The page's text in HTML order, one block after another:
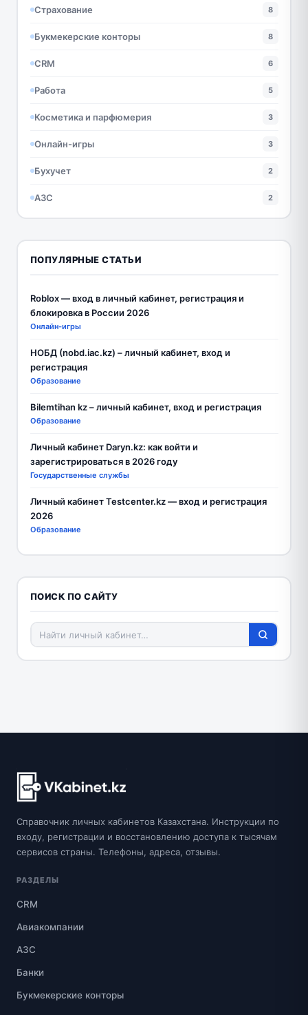
Страхование 8
Букмекерские конторы 8
CRM 6
Работа 5
Косметика и парфюмерия 3
Онлайн-игры 3
Бухучет 2
АЗС 2
ПОПУЛЯРНЫЕ СТАТЬИ
Roblox — вход в личный кабинет, регистрация и
блокировка в России 2026
Онлайн-игры
НОБД (nobd.iac.kz) – личный кабинет, вход и
регистрация
Образование
Bilemtihan kz – личный кабинет, вход и регистрация
Образование
Личный кабинет Daryn.kz: как войти и
зарегистрироваться в 2026 году
Государственные службы
Личный кабинет Testcenter.kz — вход и регистрация
2026
Образование
ПОИСК ПО САЙТУ
Справочник личных кабинетов Казахстана. Инструкции по
входу, регистрации и восстановлению доступа к тысячам
сервисов страны. Телефоны, адреса, отзывы.
РАЗДЕЛЫ
CRM
Авиакомпании
АЗС
Банки
Букмекерские конторы